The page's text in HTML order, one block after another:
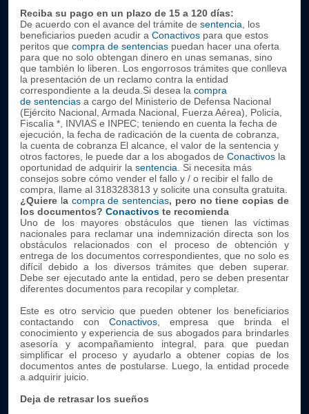
Reciba su pago en un plazo de 15 a 120 días:
De acuerdo con el avance del trámite de sentencia , los
beneficiarios pueden acudir a Conactivos para que estos
peritos que compra de sentencias puedan hacer una oferta
para que no solo obtengan dinero en unas semanas, sino
que también lo liberen. Los engorrosos trámites que conlleva
la presentación de un reclamo contra la entidad
correspondiente a la deuda.Si desea la compra
de sentencias a cargo del Ministerio de Defensa Nacional
(Ejército Nacional, Armada Nacional, Fuerza Aérea), Policía,
Fiscalía *, INVIAS e INPEC; teniendo en cuenta la fecha de
ejecución, la fecha de radicación de la cuenta de cobranza,
la cuenta de cobranza El alcance, el valor de la sentencia y
otros factores, le puede dar a los abogados de Conactivos la
oportunidad de adquirir la sentencia . Si necesita más
consejos sobre cómo vender el fallo y / o recibir el fallo de
compra, llame al 3183283813 y solicite una consulta gratuita.
¿Quiere la compra de sentencias, pero no tiene copias de
los documentos? Conactivos te recomienda
Uno de los mayores obstáculos que tienen las víctimas
nacionales para reclamar una indemnización directa son los
obstáculos relacionados con el proceso de obtención y
entrega de los documentos correspondientes, que no solo es
difícil debido a los diversos trámites que deben superar.
Debe ser ejecutado ante la entidad, pero se deben presentar
diferentes documentos para recopilar y completar.
Este es otro servicio que pueden obtener los beneficiarios
contactando con Conactivos , empresa que brinda el
conocimiento y experiencia de sus abogados para brindarles
asesoría y acompañamiento integral, para que puedan
simplificar el proceso y ayudarlo a obtener copias de los
documentos antes de postularse. Luego, la entidad procede
a adquirir juicio.
Deja de retrasar los sueños